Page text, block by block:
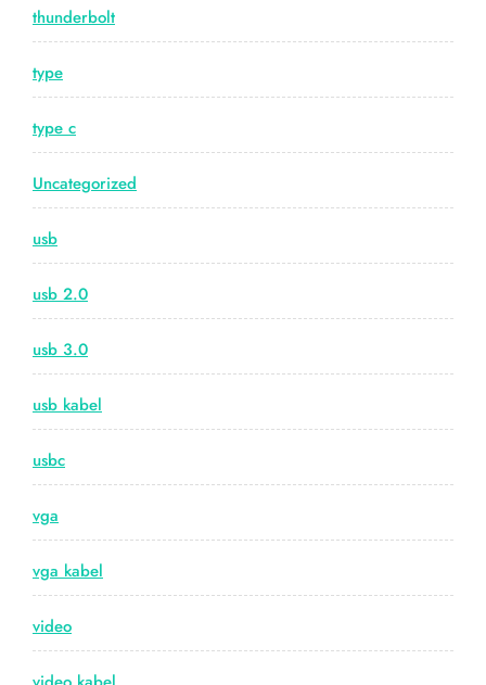
thunderbolt
type
type c
Uncategorized
usb
usb 2.0
usb 3.0
usb kabel
usbc
vga
vga kabel
video